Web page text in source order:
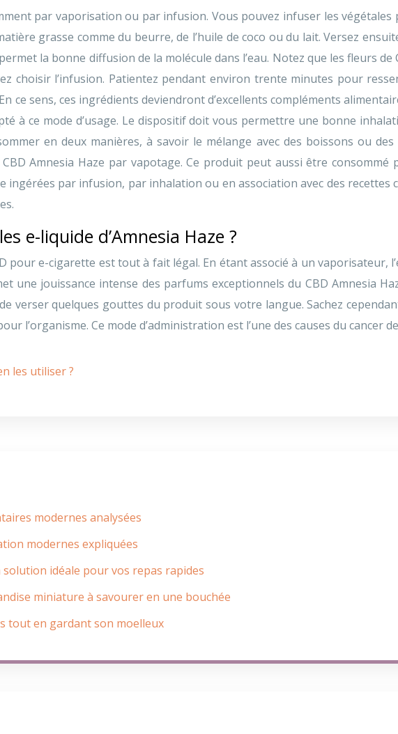
par vaporisation ou par infusion. Vous pouvez infuser les
grasse comme du beurre, de l’huile de coco ou du lait. Versez
la bonne diffusion de la molécule dans l’eau. Notez que les fleurs
choisir l’infusion. Patientez pendant environ trente minutes pour
ce sens, ces ingrédients deviendront d’excellents compléments
à ce mode d’usage. Le dispositif doit vous permettre une bonne
en deux manières, à savoir le mélange avec des boissons ou
Amnesia Haze par vapotage. Ce produit peut aussi être
ingérées par infusion, par inhalation ou en association avec des recettes
e-liquide d’Amnesia Haze ?
pour e-cigarette est tout à fait légal. En étant associé à un vaporisateur,
une jouissance intense des parfums exceptionnels du CBD Amnesia
verser quelques gouttes du produit sous votre langue. Sachez
l’organisme. Ce mode d’administration est l’une des causes du cancer
les utiliser ?
modernes analysées
modernes expliquées
idéale pour vos repas rapides
miniature à savourer en une bouchée
tout en gardant son moelleux